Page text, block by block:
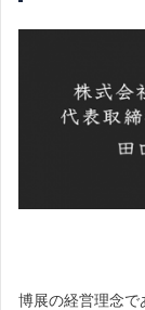
博展の経営理念